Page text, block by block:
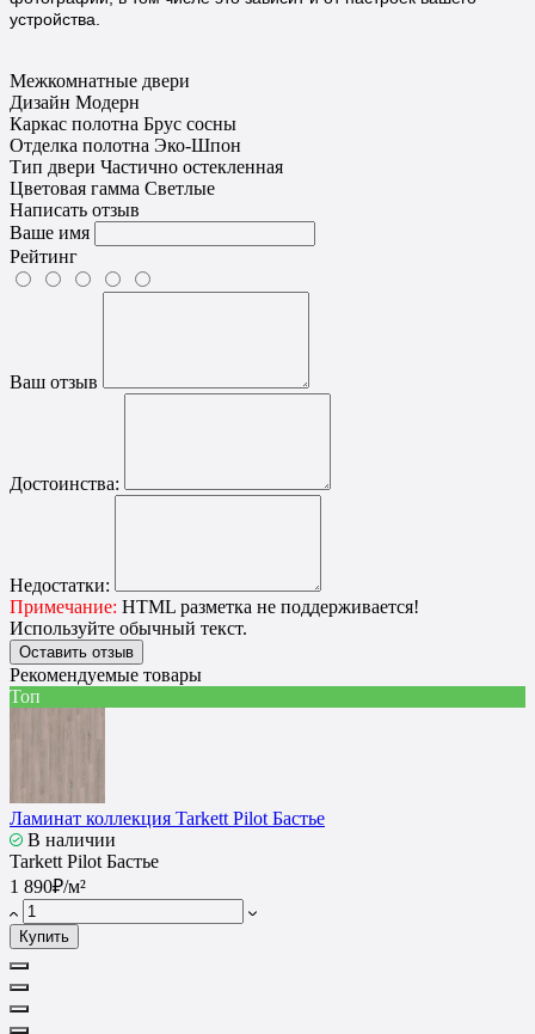
устройства.
Межкомнатные двери
Дизайн Модерн
Каркас полотна Брус сосны
Отделка полотна Эко-Шпон
Тип двери Частично остекленная
Цветовая гамма Светлые
Написать отзыв
Ваше имя
Рейтинг
Ваш отзыв
Достоинства:
Недостатки:
Примечание: HTML разметка не поддерживается!
Используйте обычный текст.
Оставить отзыв
Рекомендуемые товары
Топ
Ламинат коллекция Tarkett Pilot Бастье
В наличии
Tarkett Pilot Бастье
1 890₽/м²
Купить